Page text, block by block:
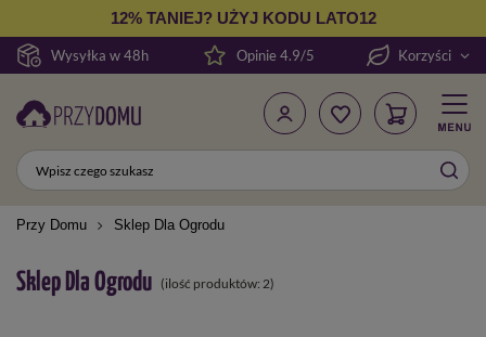
Wysyłka w 48h
12% TANIEJ? UŻYJ KODU LATO12
Opinie 4.9/5 Korzyści
Przy Domu Sklep Dla Ogrodu
Sklep Dla Ogrodu (ilość produktów: 2)